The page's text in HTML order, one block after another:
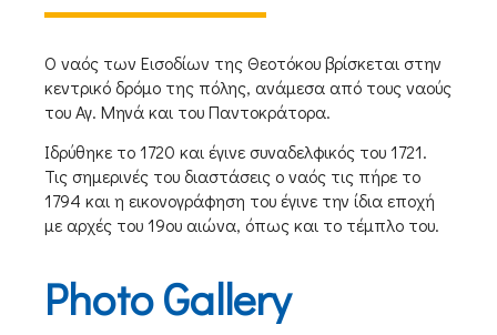
Ο ναός των Εισοδίων της Θεοτόκου βρίσκεται στην
κεντρικό δρόμο της πόλης, ανάμεσα από τους ναούς
του Αγ. Μηνά και του Παντοκράτορα.
Ιδρύθηκε το 1720 και έγινε συναδελφικός του 1721.
Τις σημερινές του διαστάσεις ο ναός τις πήρε το
1794 και η εικονογράφηση του έγινε την ίδια εποχή
με αρχές του 19ου αιώνα, όπως και το τέμπλο του.
Photo Gallery